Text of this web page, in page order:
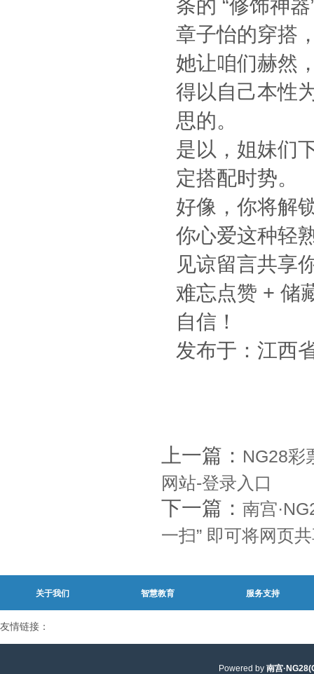
条的 “修饰神器
章子怡的穿搭
她让咱们赫然
得以自己本性
思的。
是以，姐妹们
定搭配时势。
好像，你将解
你心爱这种轻
见谅留言共享
难忘点赞 + 储
自信！
发布于：江西
上一篇： NG28彩
网站-登录入口
下一篇： 南宫
一扫” 即可将网页
关于我们 智慧教育 服务支持
友情链接：
Powered by 南宫